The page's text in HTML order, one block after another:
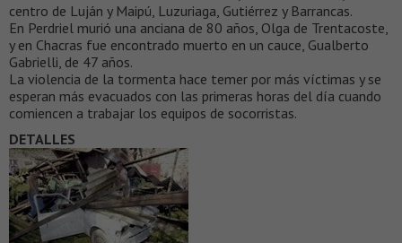
centro de Luján y Maipú, Luzuriaga, Gutiérrez y Barrancas.
En Perdriel murió una anciana de 80 años, Olga de Trentacoste,
y en Chacras fue encontrado muerto en un cauce, Gualberto
Gabrielli, de 47 años.
La violencia de la tormenta hace temer por más víctimas y se
esperan más evacuados con las primeras horas del día cuando
comiencen a trabajar los equipos de socorristas.
DETALLES